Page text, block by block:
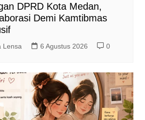
DPRD Kota Medan,
Demi Kamtibmas
Lensa 6 Agustus 2026 0